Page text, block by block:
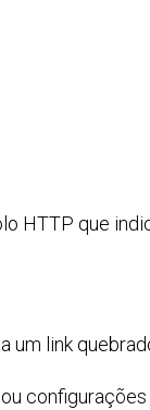
HTTP que
um link